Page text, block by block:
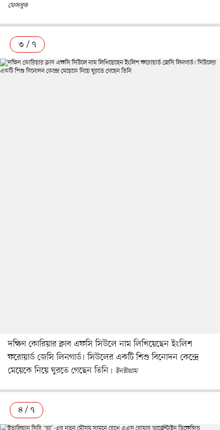
ফেসবুক
৩ / ৭
দক্ষিণ কোরিয়ার ক্লাব এফসি সিউলে নাম লিখিয়েছেন ইংলিশ
ফরোয়ার্ড জেসি লিনগার্ড। সিউলের একটি শিশু বিনোদন কেন্দ্রে
মেয়েকে নিয়ে ঘুরতে গেছেন তিনি
ইনস্টাগ্রাম
৪ / ৭